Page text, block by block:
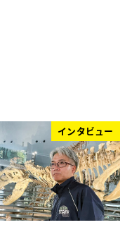
インタビュー